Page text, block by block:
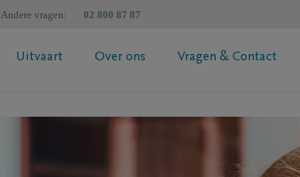
Andere vragen: 02 800 87 87
Uitvaart Over ons Vragen & Contact
Vind